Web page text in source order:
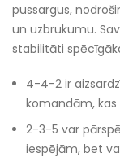
pussargus,
un uzbrukumu.
stabilitāti
4-4-2 ir
komandām, kas
2-3-5 var
iespējām, bet